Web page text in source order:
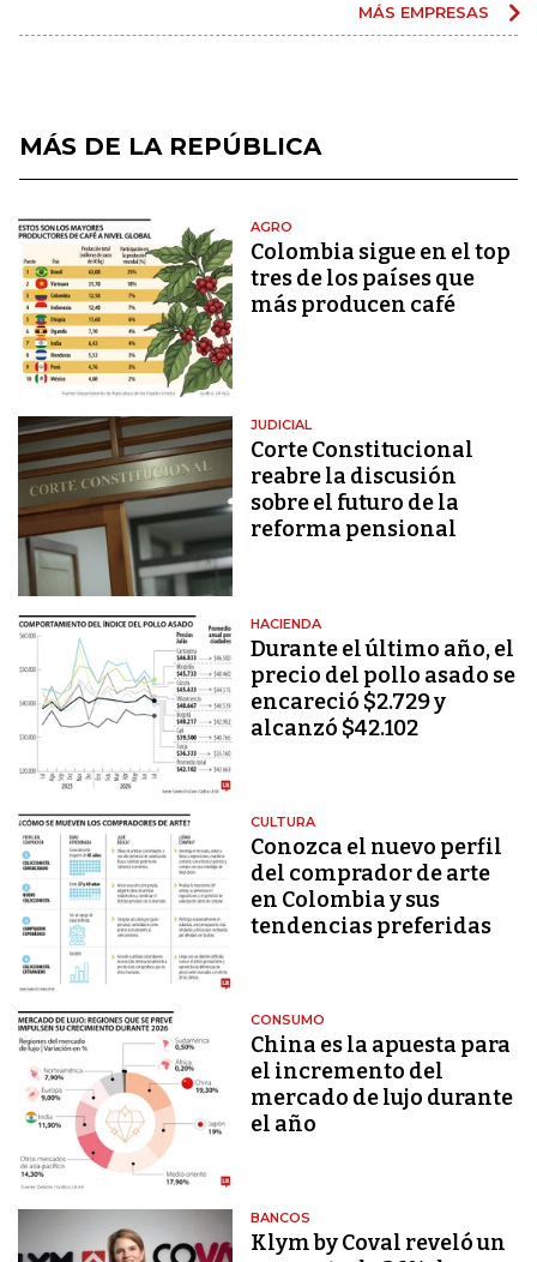
MÁS EMPRESAS
MÁS DE LA REPÚBLICA
AGRO
Colombia sigue en el top
tres de los países que
más producen café
JUDICIAL
Corte Constitucional
reabre la discusión
sobre el futuro de la
reforma pensional
HACIENDA
Durante el último año, el
precio del pollo asado se
encareció $2.729 y
alcanzó $42.102
CULTURA
Conozca el nuevo perfil
del comprador de arte
en Colombia y sus
tendencias preferidas
CONSUMO
China es la apuesta para
el incremento del
mercado de lujo durante
el año
BANCOS
Klym by Coval reveló un